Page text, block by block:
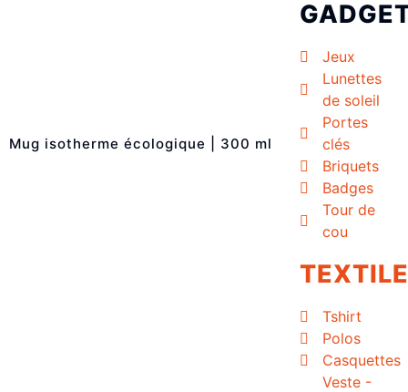
Jeux
Lunettes
de soleil
Portes
clés
Briquets
Badges
Tour de
cou
TEXTILE
Tshirt
Polos
Casquettes
Veste -
Mug isotherme écologique | 300 ml